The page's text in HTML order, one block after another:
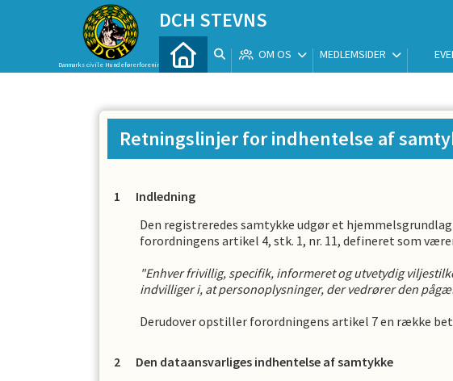
DCH STEVNS
Danmarks civile Hundeførerforening
OM OS MEDLEMSIDER
Retningslinjer for indhentelse af
Indledning
Den registreredes samtykke udgør et
forordningens artikel 4, stk. 1, nr. 11, defineret som
"Enhver frivillig, specifik, informeret og utvetydig
indvilliger i, at personoplysninger, der vedrører den
Derudover opstiller forordningens artikel 7 en række
Den dataansvarliges indhentelse af samtykke